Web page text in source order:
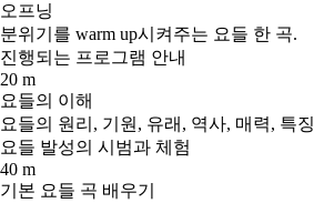
오프닝
분위기를 warm up시켜주는 요들 한 곡.
진행되는 프로그램 안내
20 m
요들의 이해
요들의 원리, 기원, 유래, 역사, 매력, 특징
요들 발성의 시범과 체험
40 m
기본 요들 곡 배우기